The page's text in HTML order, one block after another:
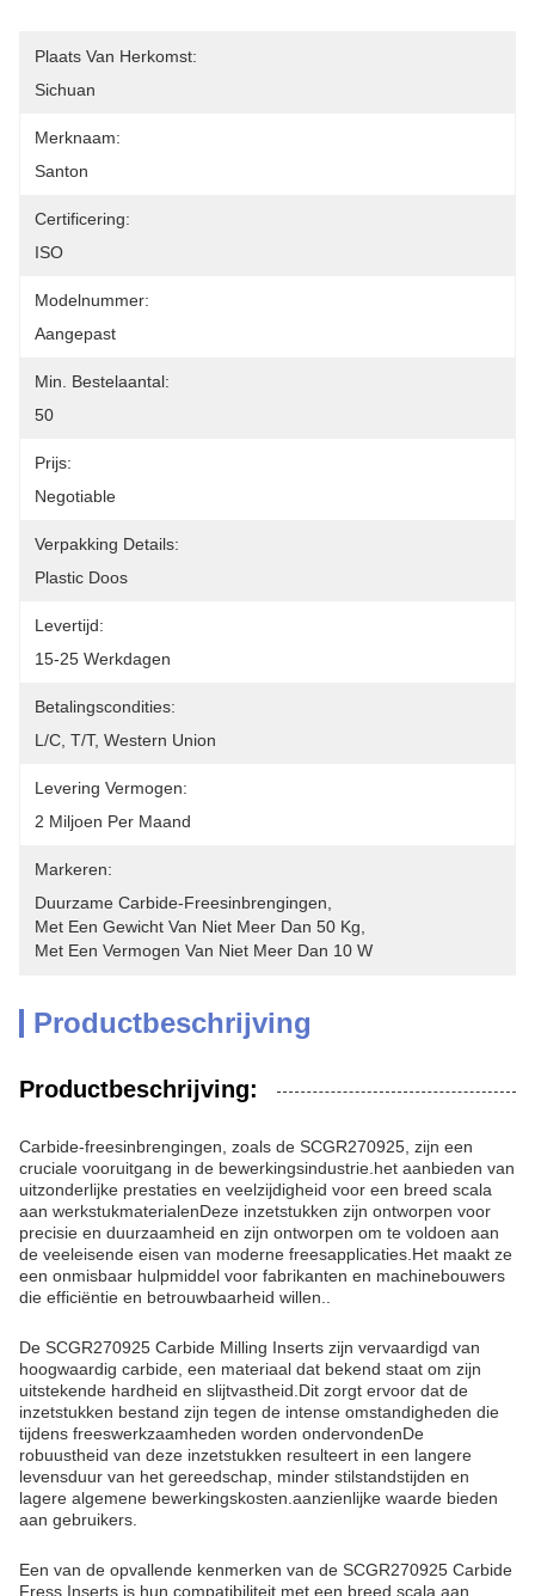
Plaats Van Herkomst:
Sichuan
Merknaam:
Santon
Certificering:
ISO
Modelnummer:
Aangepast
Min. Bestelaantal:
50
Prijs:
Negotiable
Verpakking Details:
Plastic Doos
Levertijd:
15-25 Werkdagen
Betalingscondities:
L/C, T/T, Western Union
Levering Vermogen:
2 Miljoen Per Maand
Markeren:
Duurzame Carbide-Freesinbrengingen
Met Een Gewicht Van Niet Meer Dan 50 Kg
Met Een Vermogen Van Niet Meer Dan 10 W
Productbeschrijving
Productbeschrijving:
Carbide-freesinbrengingen, zoals de SCGR270925, zijn een
cruciale vooruitgang in de bewerkingsindustrie.het aanbieden van
uitzonderlijke prestaties en veelzijdigheid voor een breed scala
aan werkstukmaterialenDeze inzetstukken zijn ontworpen voor
precisie en duurzaamheid en zijn ontworpen om te voldoen aan
de veeleisende eisen van moderne freesapplicaties.Het maakt ze
een onmisbaar hulpmiddel voor fabrikanten en machinebouwers
die efficiëntie en betrouwbaarheid willen..
De SCGR270925 Carbide Milling Inserts zijn vervaardigd van
hoogwaardig carbide, een materiaal dat bekend staat om zijn
uitstekende hardheid en slijtvastheid.Dit zorgt ervoor dat de
inzetstukken bestand zijn tegen de intense omstandigheden die
tijdens freeswerkzaamheden worden ondervondenDe
robuustheid van deze inzetstukken resulteert in een langere
levensduur van het gereedschap, minder stilstandstijden en
lagere algemene bewerkingskosten.aanzienlijke waarde bieden
aan gebruikers.
Een van de opvallende kenmerken van de SCGR270925 Carbide
Fress Inserts is hun compatibiliteit met een breed scala aan